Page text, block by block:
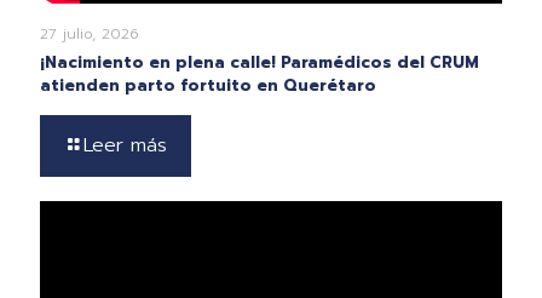
27 julio, 2026
¡Nacimiento en plena calle! Paramédicos del CRUM
atienden parto fortuito en Querétaro
Leer más